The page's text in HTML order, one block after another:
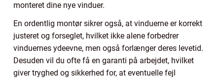
monteret dine nye vinduer.
En ordentlig montør sikrer også, at vinduerne er korrekt
justeret og forseglet, hvilket ikke alene forbedrer
vinduernes ydeevne, men også forlænger deres levetid.
Desuden vil du ofte få en garanti på arbejdet, hvilket
giver tryghed og sikkerhed for, at eventuelle fejl